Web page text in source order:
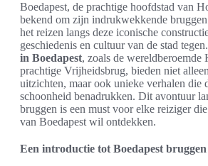
Boedapest, de prachtige hoofdstad van
bekend om zijn indrukwekkende
het reizen langs deze iconische
geschiedenis en cultuur van de stad
in Boedapest, zoals de wereldberoemde
prachtige Vrijheidsbrug, bieden niet
uitzichten, maar ook unieke verhalen die
schoonheid benadrukken. Dit avontuur
bruggen is een must voor elke reiziger
van Boedapest wil ontdekken.
Een introductie tot Boedapest bruggen